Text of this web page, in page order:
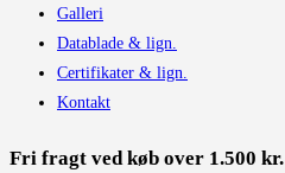
Galleri
Datablade & lign.
Certifikater & lign.
Kontakt
Fri fragt ved køb over 1.500 kr.